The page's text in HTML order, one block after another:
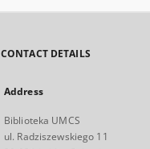
CONTACT DETAILS
Address
Biblioteka UMCS
ul. Radziszewskiego 11